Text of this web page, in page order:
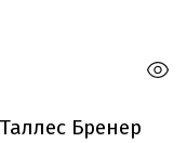
Бренер